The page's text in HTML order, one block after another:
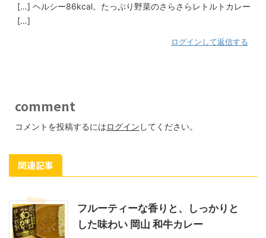
[…] ヘルシー86kcal。たっぷり野菜のさらさらレトルトカレー
[…]
ログインして返信する
comment
コメントを投稿するにはログイン してください。
関連記事
フルーティーな香りと、しっかりと
した味わい 岡山 和牛カレー